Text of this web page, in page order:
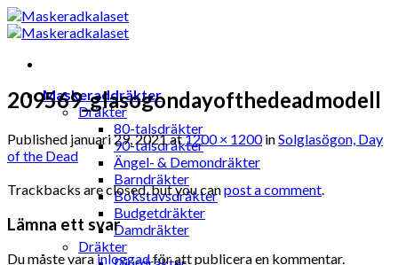
Skip
to
Maskeraddräkter
Dräkter
80-talsdräkter
90-talsdräkter
Ängel- & Demondräkter
Barndräkter
Bokstavsdräkter
Budgetdräkter
Damdräkter
Dräkter
209569_glasogondayofthedeadmodell
Published januari 29, 2021at1200 × 1200inSolglasögon, Day
of the Dead
Trackbacks are closed, but you canpost a comment.
Lämna ett svar
Du måste varainloggadför att publicera en kommentar.